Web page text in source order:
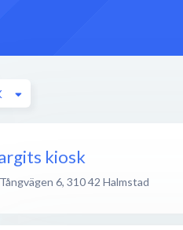
kiosk
Tångvägen 6, 310 42 Halmstad